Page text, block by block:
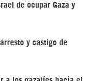
de ocupar Gaza y
y castigo de
a los gazatíes hacia el